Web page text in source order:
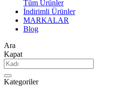
Tüm Ürünler
İndirimli Ürünler
MARKALAR
Blog
Ara
Kapat
Kategoriler